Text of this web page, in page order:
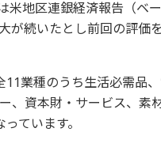
米地区連銀経済報告（ベ
が続いたとし前回の評価
11業種のうち生活必需品
、資本財・サービス、素
ています。